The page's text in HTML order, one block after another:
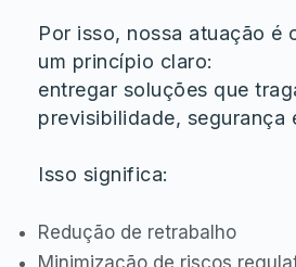
Por isso, nossa atuação é
um princípio claro:
entregar soluções que
previsibilidade, segurança
Isso significa:
Redução de retrabalho